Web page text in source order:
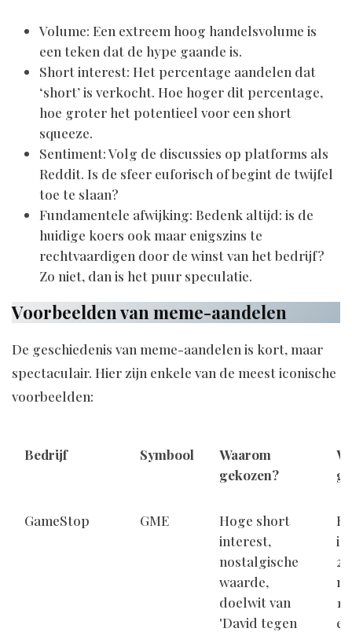
Volume: Een extreem hoog handelsvolume is
een teken dat de hype gaande is.
Short interest: Het percentage aandelen dat
‘short’ is verkocht. Hoe hoger dit percentage,
hoe groter het potentieel voor een short
squeeze.
Sentiment: Volg de discussies op platforms als
Reddit. Is de sfeer euforisch of begint de twijfel
toe te slaan?
Fundamentele afwijking: Bedenk altijd: is de
huidige koers ook maar enigszins te
rechtvaardigen door de winst van het bedrijf?
Zo niet, dan is het puur speculatie.
Voorbeelden van meme-aandelen
De geschiedenis van meme-aandelen is kort, maar
spectaculair. Hier zijn enkele van de meest iconische
voorbeelden:
Bedrijf Symbool
Waarom
gekozen?
GameStop GME
Hoge short
interest,
nostalgische
waarde,
doelwit van
'David tegen
in